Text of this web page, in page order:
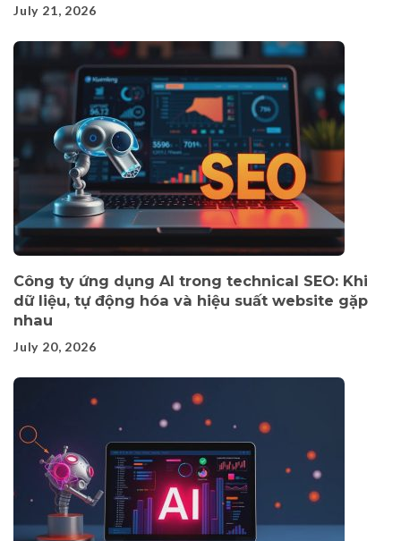
July 21, 2026
Công ty ứng dụng AI trong technical SEO: Khi
dữ liệu, tự động hóa và hiệu suất website gặp
nhau
July 20, 2026